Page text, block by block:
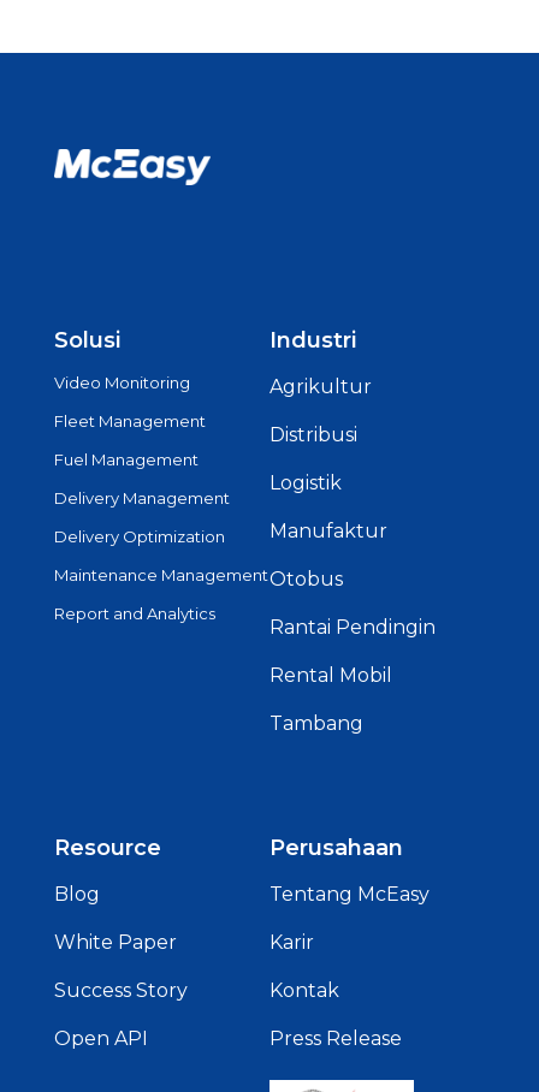
Solusi
Video Monitoring
Fleet Management
Fuel Management
Delivery Management
Delivery Optimization
Maintenance Management
Report and Analytics
Industri
Agrikultur
Distribusi
Logistik
Manufaktur
Otobus
Rantai Pendingin
Rental Mobil
Tambang
Resource
Blog
White Paper
Success Story
Open API
Perusahaan
Tentang McEasy
Karir
Kontak
Press Release